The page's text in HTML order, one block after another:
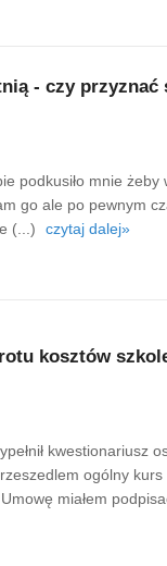
- czy przyznać
podkusiło mnie żeby
go ale po pewnym
(...)
czytaj dalej»
kosztów
kwestionariusz
ogólny kurs
miałem